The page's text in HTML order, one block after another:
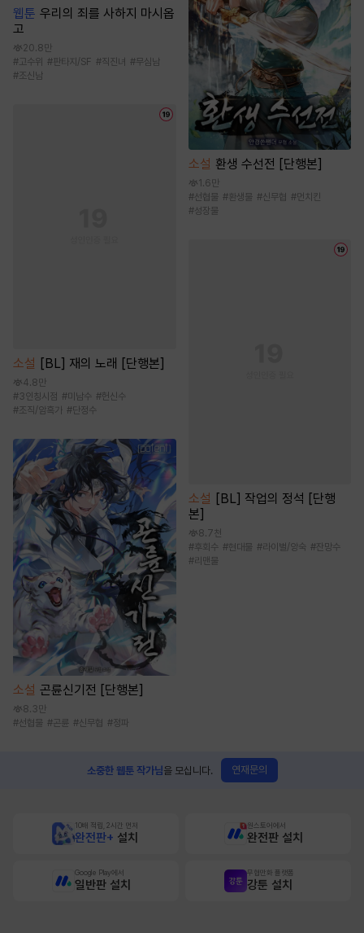
웹툰 우리의 죄를 사하지 마시옵
고
20.8만
#고수위 # 판타지/SF #직진녀 #무심남
#조신남
소설 [BL] 재의 노래 [단행본]
4.8만
#3인칭시점 #미남수 #헌신수
#조직/암흑가 #단정수
소설 곤륜신기전 [단행본]
8.3만
#선협물 #곤륜 #신무협 #정파
소설 환생 수선전 [단행본]
1.6만
#선협물 #환생물 #신무협 #먼치킨
#성장물
소설 [BL] 작업의 정석 [단행
본]
8.7천
#후회수 #현대물 #라이벌/앙숙 #잔망수
#리맨물
소중한 웹툰 작가님을 모십니다. 연재문의
10배 적립, 2시간 먼저
완전판+ 설치
원스토어에서
완전판 설치
Google Play에서
일반판 설치
무협만화 플랫폼
강툰 설치